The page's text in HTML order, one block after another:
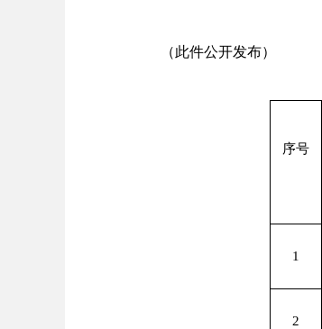
（此件公开发布）
序号
1
2